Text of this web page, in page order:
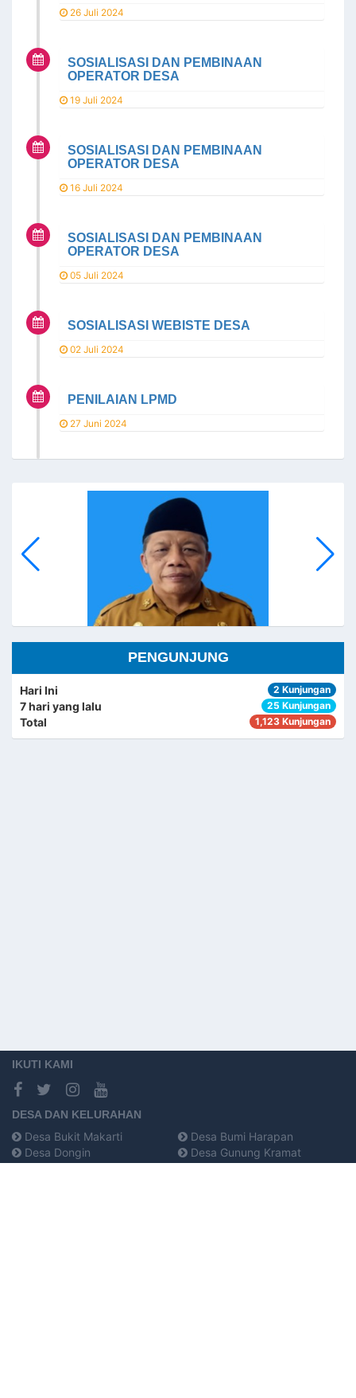
26 Juli 2024
SOSIALISASI DAN PEMBINAAN
OPERATOR DESA
19 Juli 2024
SOSIALISASI DAN PEMBINAAN
OPERATOR DESA
16 Juli 2024
SOSIALISASI DAN PEMBINAAN
OPERATOR DESA
05 Juli 2024
SOSIALISASI WEBISTE DESA
02 Juli 2024
PENILAIAN LPMD
27 Juni 2024
KEPALA SEKSI PEMERINTAHAN
PENGUNJUNG
Hari Ini 2 Kunjungan
7 hari yang lalu 25 Kunjungan
Total 1,123 Kunjungan
IKUTI KAMI
DESA DAN KELURAHAN
Desa Bukit Makarti
Desa Bumi Harapan
Desa Dongin
Desa Gunung Kramat